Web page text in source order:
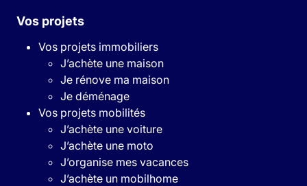
Vos projets
Vos projets immobiliers
J’achète une maison
Je rénove ma maison
Je déménage
Vos projets mobilités
J’achète une voiture
J’achète une moto
J’organise mes vacances
J’achète un mobilhome